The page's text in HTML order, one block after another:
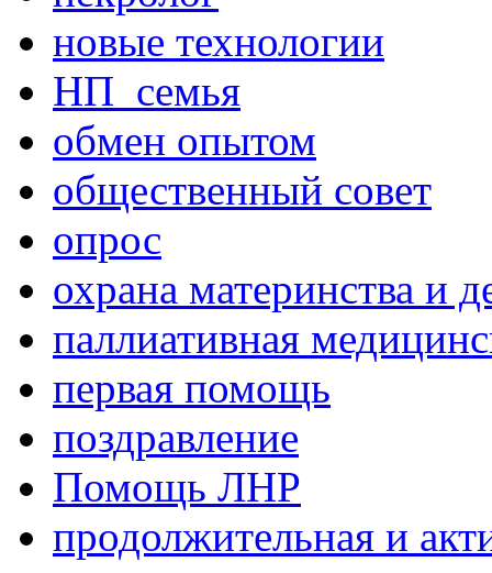
новые технологии
НП_семья
обмен опытом
общественный совет
опрос
охрана материнства и
паллиативная
первая помощь
поздравление
Помощь ЛНР
продолжительная и